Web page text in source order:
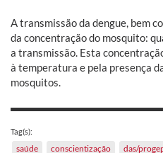
A transmissão da dengue, bem
da concentração do mosquito:
a transmissão. Esta
à temperatura e pela presença
mosquitos.
Tag(s):
saúde conscientização das/